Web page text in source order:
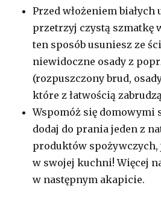
Przed włożeniem
przetrzyj czystą szmatkę
ten sposób usuniesz ze
niewidoczne osady z
(rozpuszczony brud,
które z łatwością
Wspomóż się domowymi
dodaj do prania jeden z
produktów
w swojej kuchni! Więcej
w następnym akapicie.